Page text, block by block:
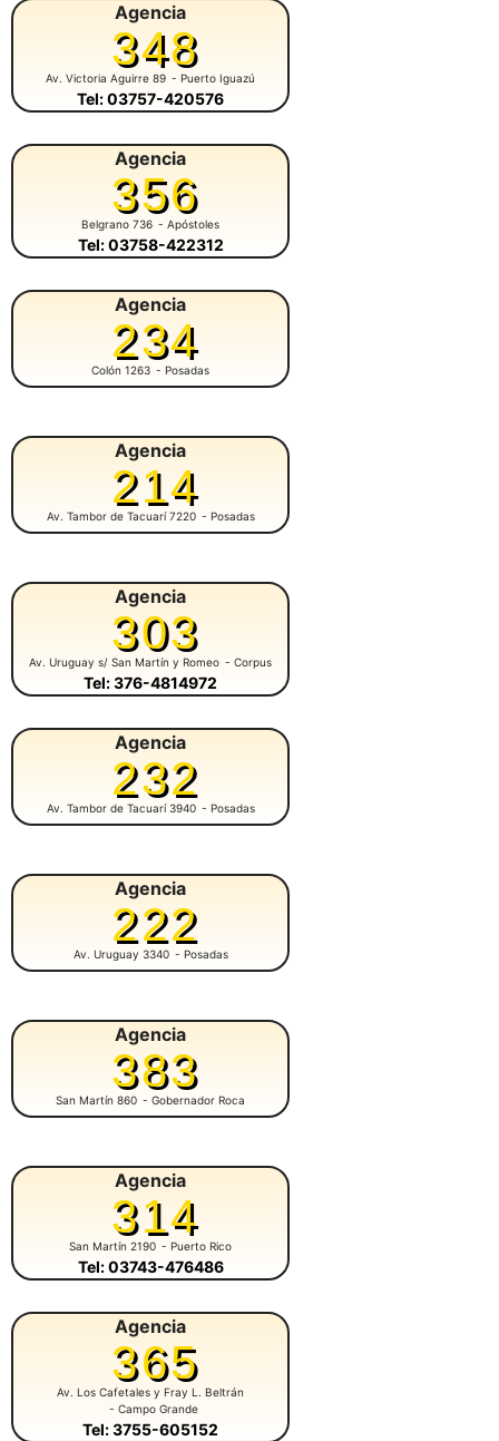
Agencia
348
Av. Victoria Aguirre 89 - Puerto Iguazú
Tel: 03757-420576
Agencia
356
Belgrano 736 - Apóstoles
Tel: 03758-422312
Agencia
234
Colón 1263 - Posadas
Agencia
214
Av. Tambor de Tacuarí 7220 - Posadas
Agencia
303
Av. Uruguay s/ San Martín y Romeo - Corpus
Tel: 376-4814972
Agencia
232
Av. Tambor de Tacuarí 3940 - Posadas
Agencia
222
Av. Uruguay 3340 - Posadas
Agencia
383
San Martín 860 - Gobernador Roca
Agencia
314
San Martín 2190 - Puerto Rico
Tel: 03743-476486
Agencia
365
Av. Los Cafetales y Fray L. Beltrán
- Campo Grande
Tel: 3755-605152